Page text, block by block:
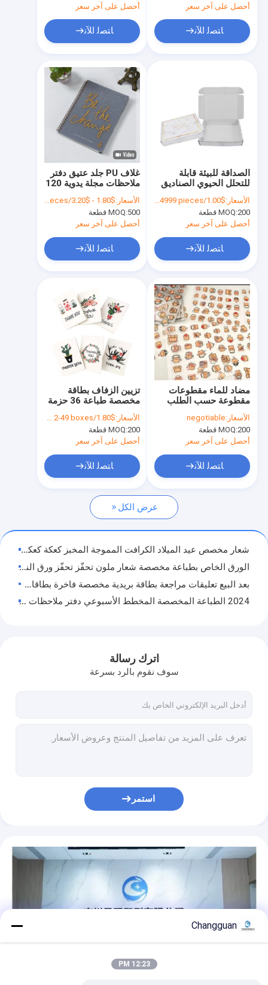
جولة في المعمل
ضبط الجودة
اتصل بنا
خدمات الطباعة الورقية
طباعة كتب الصور
طباعة الملاحظات الصلبة
صناديق مطبوعة بألوان كاملة
طباعة بطاقات مخصصة
ملصق لاصق ذاتي
تقويم مكتبي قابل للطباعة
الملاحظات الملصقة الورقية
أحصل على آخر سعر
ﺎﺘﺼﻟ ﺍﻶﻧ
أحصل على آخر سعر
ﺎﺘﺼﻟ ﺍﻶﻧ
غلاف PU جلد عتيق دفتر
ملاحظات مجلة يدوية 120
ورقة صفحات داخلية
الأسعار:$1.80 - $3.20/pieces
MOQ:500 قطعة
أحصل على آخر سعر
ﺎﺘﺼﻟ ﺍﻶﻧ
الصداقة للبيئة قابلة
للتحلل الحيوي الصناديق
المطبوعة باللون الكامل
النظارات الشمسية
المموجة صناديق التعبئة
والتغليف
الأسعار:$1.00/pieces 200-4999 pieces
MOQ:200 قطعة
أحصل على آخر سعر
ﺎﺘﺼﻟ ﺍﻶﻧ
تزيين الزفاف بطاقة
مخصصة طباعة 36 حزمة
بطاقة ملاحظات زهرية
الأسعار:$1.80/boxes 2-49 boxes
MOQ:200 قطعة
أحصل على آخر سعر
ﺎﺘﺼﻟ ﺍﻶﻧ
مضاد للماء مقطوعات
مقطوعة حسب الطلب
ملصقات الفينيل اللطيفة
PVC الملصقات الملصقة
ذاتيا
الأسعار:negotiable
MOQ:200 قطعة
أحصل على آخر سعر
ﺎﺘﺼﻟ ﺍﻶﻧ
عرض الكل
شعار مخصص عيد الميلاد الكرافت المموجة المخبز كعكة كعكة الكعك صناديق التعبئة مع نافذة
الورق الخاص بطباعة مخصصة شعار ملون تحفّز تحفّز ورق النسيج للصندوق الشحن
بعد البيع تعليقات مراجعة بطاقة بريدية مخصصة فاخرة بطاقات شكر للشركات الصغيرة
2024 الطباعة المخصصة المخطط الأسبوعي دفتر ملاحظات ملزم بالدوامة مع جيب وملصق
بطاقة شكر مخصصة لدعم أعمالي الصغيرة بطاقة بريدية للطباعة بالأشعة فوق البنفسجية و الأوفست
صناديق الشحن للصناعة الهدية الحرفية
بطاقة عمل طباعة مخصصة بطاقة شكر للأعمال الصغيرة
لوحات كتابة مستديرة للطلاب مع إغلاق مرن
لوحات موجّهة شعار مخصص حبر صويا مطبوع صندوق رسائل ليزر هولوغرافي للعطور
بطاقات الشكر مع صندوق ومغلف بطاقات تحية مطوية
طباعة مخصصة حجم صغير ورق كرافت أبيض عتيق لفائف لكارت الشكر
ملابس مخصصة أحذية الملابس الوردي التعبئة والتغليف صندوق البريد الورق المقوى المموجة
اترك رسالة
سوف نقوم بالرد بسرعة
استمر
Changguan
12:23 PM